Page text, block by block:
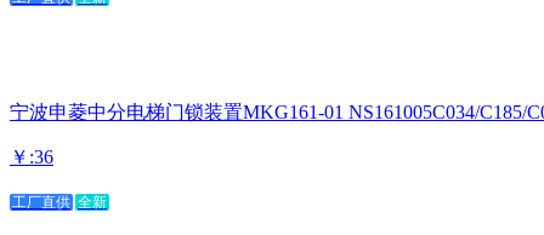
宁波申菱中分电梯门锁装置MKG161-01 NS161005C034/C185/
￥:36
工厂直供 全新